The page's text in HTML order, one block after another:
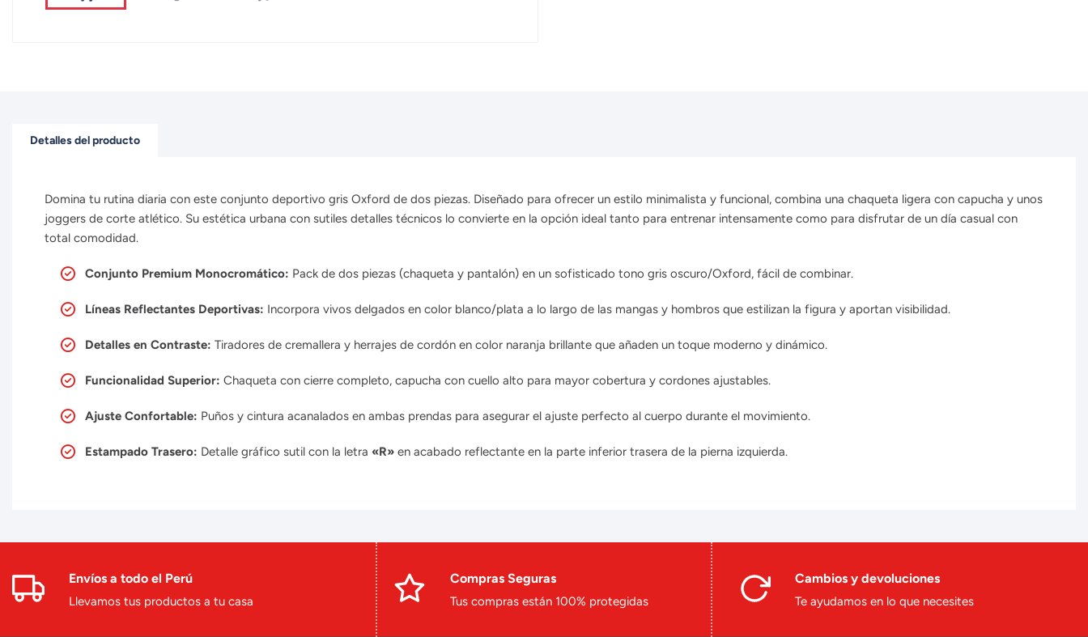
Detalles del producto
Domina tu rutina diaria con este conjunto deportivo gris Oxford de dos piezas. Diseñado para ofrecer un estilo minimalista y funcional, combina una chaqueta ligera con capucha y unos
joggers de corte atlético. Su estética urbana con sutiles detalles técnicos lo convierte en la opción ideal tanto para entrenar intensamente como para disfrutar de un día casual con
total comodidad.
Conjunto Premium Monocromático: Pack de dos piezas (chaqueta y pantalón) en un sofisticado tono gris oscuro/Oxford, fácil de combinar.
Líneas Reflectantes Deportivas: Incorpora vivos delgados en color blanco/plata a lo largo de las mangas y hombros que estilizan la figura y aportan visibilidad.
Detalles en Contraste: Tiradores de cremallera y herrajes de cordón en color naranja brillante que añaden un toque moderno y dinámico.
Funcionalidad Superior: Chaqueta con cierre completo, capucha con cuello alto para mayor cobertura y cordones ajustables.
Ajuste Confortable: Puños y cintura acanalados en ambas prendas para asegurar el ajuste perfecto al cuerpo durante el movimiento.
Estampado Trasero: Detalle gráfico sutil con la letra «R» en acabado reflectante en la parte inferior trasera de la pierna izquierda.
Envíos a todo el Perú
Llevamos tus productos a tu casa
Compras Seguras
Tus compras están 100% protegidas
Cambios y devoluciones
Te ayudamos en lo que necesites